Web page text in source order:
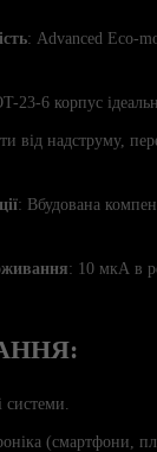
: Advanced Eco-
23-6 корпус
від надструму,
: Вбудована
: 10 мкА в
системи.
(смартфони,